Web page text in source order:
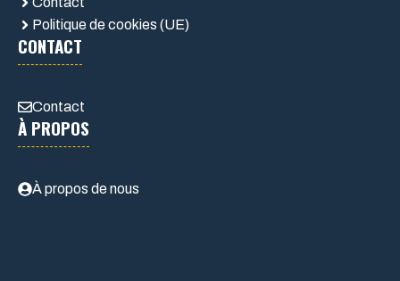
Politique de cookies (UE)
CONTACT
Contact
À PROPOS
À propos de nous